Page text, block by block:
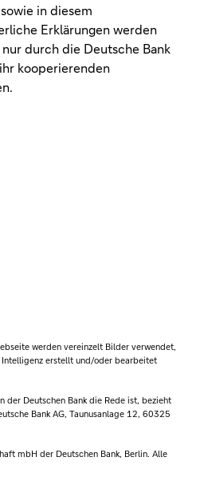
in diesem
Erklärungen werden
durch die Deutsche Bank
kooperierenden
werden vereinzelt Bilder verwendet,
erstellt und/oder bearbeitet
der Deutschen Bank die Rede ist, bezieht
Bank AG, Taunusanlage 12, 60325
mbH der Deutschen Bank, Berlin. Alle